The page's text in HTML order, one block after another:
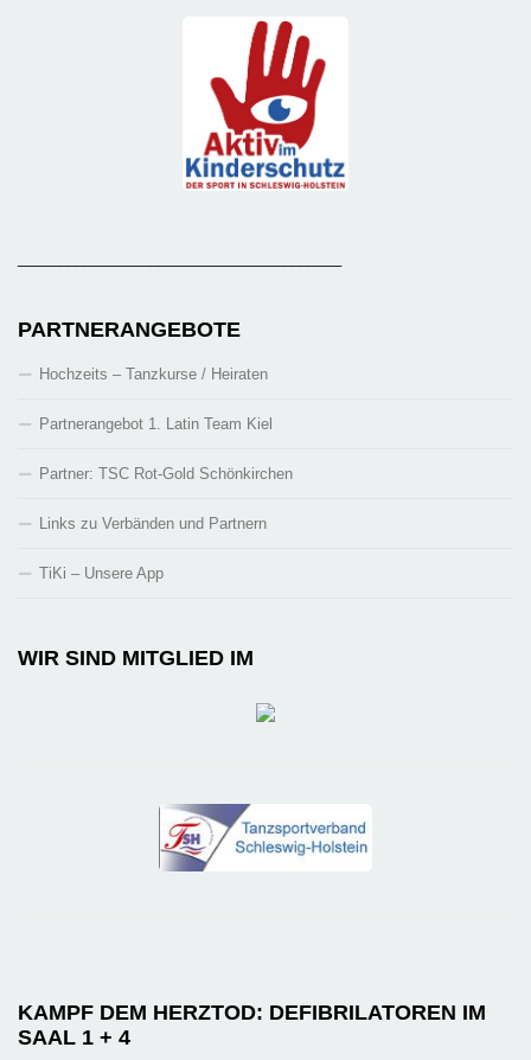
PARTNERANGEBOTE
Hochzeits – Tanzkurse / Heiraten
Partnerangebot 1. Latin Team Kiel
Partner: TSC Rot-Gold Schönkirchen
Links zu Verbänden und Partnern
TiKi – Unsere App
WIR SIND MITGLIED IM
KAMPF DEM HERZTOD: DEFIBRILATOREN IM
SAAL 1 + 4